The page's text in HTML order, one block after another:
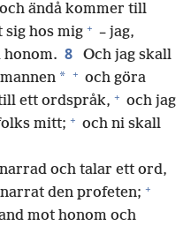
ändå kommer till
hos mig + – jag,
honom. 8
Och jag skall
* + och göra
ett ordspråk, + och jag
mitt; + och ni skall
och talar ett ord,
den profeten; +
mot honom och